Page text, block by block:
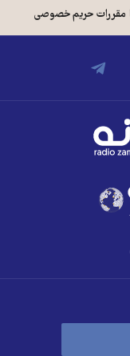
مقررات حریم خصوصی